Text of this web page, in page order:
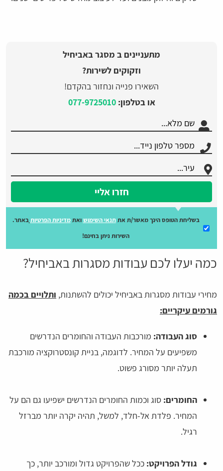
מתעניינים ב מסגר באביחיל
וזקוקים לשירות?
השאירו פנייה ונחזור בהקדם!
או בטלפון:077-9725010
חזרו אליי
בשליחת הטופס הינך מאשר/ת אתתנאי השימושואתמדיניות הפרטיות באתר.
השירות ניתן בחינם!
כמה יעלו לכם עבודות מסגרות באביחיל?
מחירי עבודות מסגרות באביחיל יכולים להשתנות, ותלויים בכמה
גורמים עיקריים:
סוג העבודה: מורכבות העבודה והחומרים הנדרשים
משפיעים על המחיר. לדוגמה, בניית קונסטרוקציה מורכבת
תעלה יותר מסורג פשוט.
החומרים: סוג וכמות החומרים הנדרשים ישפיעו גם הם על
המחיר. פלדת אל-חלד, למשל, תהיה יקרה יותר מברזל
רגיל.
גודל הפרויקט: ככל שהפרויקט גדול ומורכב יותר, כך